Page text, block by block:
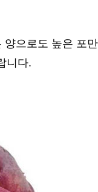
으로도 높은 포
니다.